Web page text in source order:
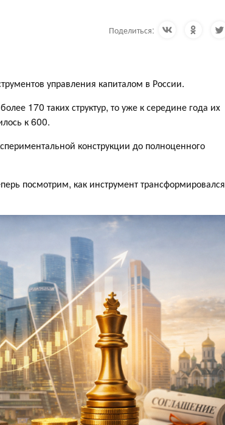
Поделиться:
управления капиталом в России.
170 таких структур, то уже к середине года их
к 600.
конструкции до полноценного
посмотрим, как инструмент трансформировался